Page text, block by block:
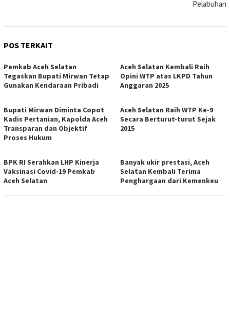
Pelabuhan
POS TERKAIT
Pemkab Aceh Selatan
Tegaskan Bupati Mirwan Tetap
Gunakan Kendaraan Pribadi
Aceh Selatan Kembali Raih
Opini WTP atas LKPD Tahun
Anggaran 2025
Bupati Mirwan Diminta Copot
Kadis Pertanian, Kapolda Aceh
Transparan dan Objektif
Proses Hukum
Aceh Selatan Raih WTP Ke-9
Secara Berturut-turut Sejak
2015
BPK RI Serahkan LHP Kinerja
Vaksinasi Covid-19 Pemkab
Aceh Selatan
Banyak ukir prestasi, Aceh
Selatan Kembali Terima
Penghargaan dari Kemenkeu